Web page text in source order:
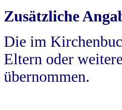
Zusätzliche
Die im
Eltern oder
übernommen.